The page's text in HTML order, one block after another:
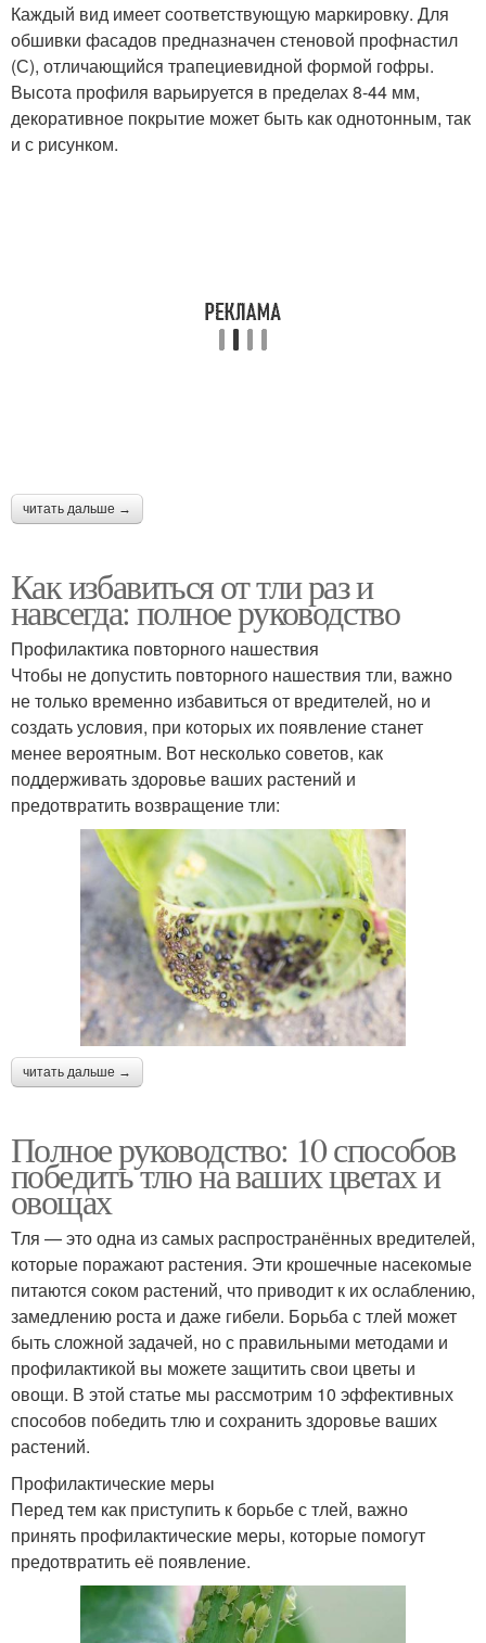
Каждый вид имеет соответствующую маркировку. Для
обшивки фасадов предназначен стеновой профнастил
(С), отличающийся трапециевидной формой гофры.
Высота профиля варьируется в пределах 8-44 мм,
декоративное покрытие может быть как однотонным, так
и с рисунком.
читать дальше →
Как избавиться от тли раз и
навсегда: полное руководство
Профилактика повторного нашествия
Чтобы не допустить повторного нашествия тли, важно
не только временно избавиться от вредителей, но и
создать условия, при которых их появление станет
менее вероятным. Вот несколько советов, как
поддерживать здоровье ваших растений и
предотвратить возвращение тли:
читать дальше →
Полное руководство: 10 способов
победить тлю на ваших цветах и
овощах
Тля — это одна из самых распространённых вредителей,
которые поражают растения. Эти крошечные насекомые
питаются соком растений, что приводит к их ослаблению,
замедлению роста и даже гибели. Борьба с тлей может
быть сложной задачей, но с правильными методами и
профилактикой вы можете защитить свои цветы и
овощи. В этой статье мы рассмотрим 10 эффективных
способов победить тлю и сохранить здоровье ваших
растений.
Профилактические меры
Перед тем как приступить к борьбе с тлей, важно
принять профилактические меры, которые помогут
предотвратить её появление.